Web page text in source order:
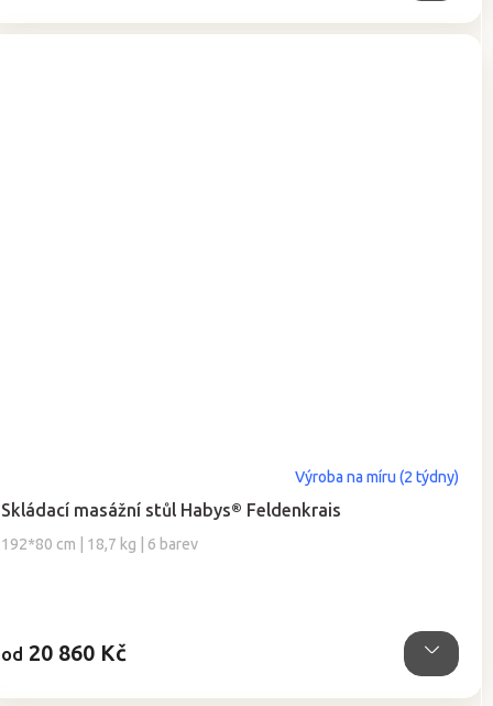
Skládací masážní stůl Habys® Feldenkrais
192*80 cm | 18,7 kg | 6 barev
hodnocení
produktu
je
Výroba na míru (2 týdny)
od 20 860 Kč